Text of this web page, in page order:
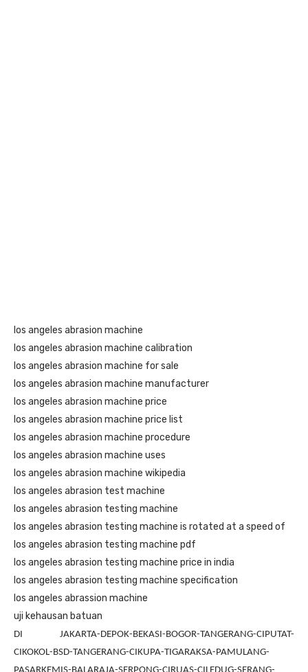
los angeles abrasion machine
los angeles abrasion machine calibration
los angeles abrasion machine for sale
los angeles abrasion machine manufacturer
los angeles abrasion machine price
los angeles abrasion machine price list
los angeles abrasion machine procedure
los angeles abrasion machine uses
los angeles abrasion machine wikipedia
los angeles abrasion test machine
los angeles abrasion testing machine
los angeles abrasion testing machine is rotated at a speed of
los angeles abrasion testing machine pdf
los angeles abrasion testing machine price in india
los angeles abrasion testing machine specification
los angeles abrassion machine
uji kehausan batuan
DI JAKARTA-DEPOK-BEKASI-BOGOR-TANGERANG-CIPUTAT-
CIKOKOL-BSD-TANGERANG-CIKUPA-TIGARAKSA-PAMULANG-